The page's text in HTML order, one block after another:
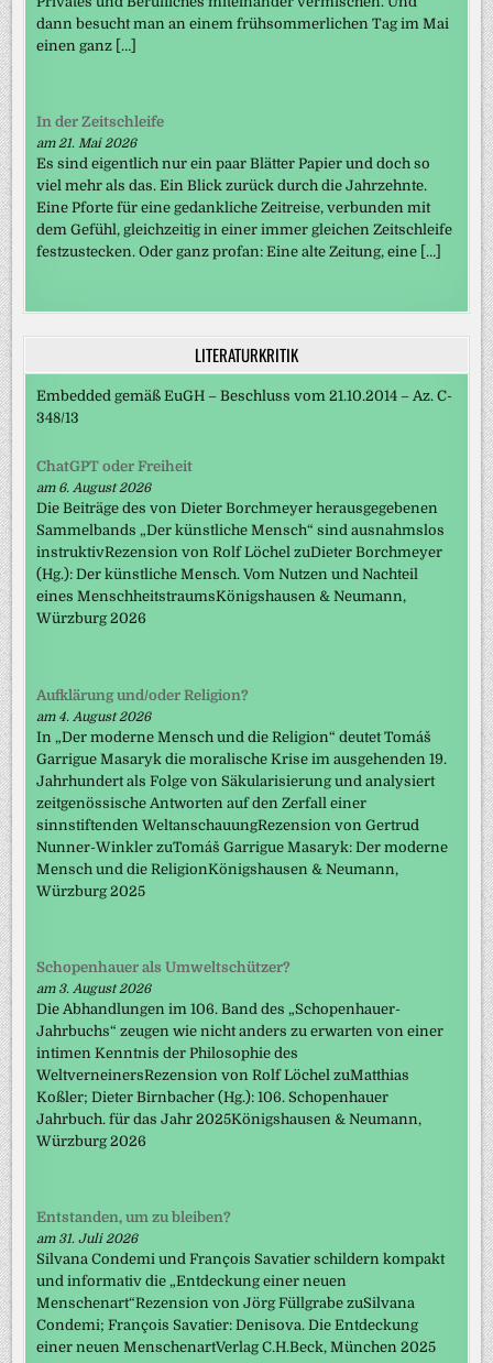
dann besucht man an einem frühsommerlichen Tag im Mai
einen ganz […]
In der Zeitschleife
am 21. Mai 2026
Es sind eigentlich nur ein paar Blätter Papier und doch so
viel mehr als das. Ein Blick zurück durch die Jahrzehnte.
Eine Pforte für eine gedankliche Zeitreise, verbunden mit
dem Gefühl, gleichzeitig in einer immer gleichen Zeitschleife
festzustecken. Oder ganz profan: Eine alte Zeitung, eine […]
LITERATURKRITIK
Embedded gemäß EuGH – Beschluss vom 21.10.2014 – Az. C-
348/13
ChatGPT oder Freiheit
am 6. August 2026
Die Beiträge des von Dieter Borchmeyer herausgegebenen
Sammelbands „Der künstliche Mensch“ sind ausnahmslos
instruktivRezension von Rolf Löchel zuDieter Borchmeyer
(Hg.): Der künstliche Mensch. Vom Nutzen und Nachteil
eines MenschheitstraumsKönigshausen & Neumann,
Würzburg 2026
Aufklärung und/oder Religion?
am 4. August 2026
In „Der moderne Mensch und die Religion“ deutet Tomáš
Garrigue Masaryk die moralische Krise im ausgehenden 19.
Jahrhundert als Folge von Säkularisierung und analysiert
zeitgenössische Antworten auf den Zerfall einer
sinnstiftenden WeltanschauungRezension von Gertrud
Nunner-Winkler zuTomáš Garrigue Masaryk: Der moderne
Mensch und die ReligionKönigshausen & Neumann,
Würzburg 2025
Schopenhauer als Umweltschützer?
am 3. August 2026
Die Abhandlungen im 106. Band des „Schopenhauer-
Jahrbuchs“ zeugen wie nicht anders zu erwarten von einer
intimen Kenntnis der Philosophie des
WeltverneinersRezension von Rolf Löchel zuMatthias
Koßler; Dieter Birnbacher (Hg.): 106. Schopenhauer
Jahrbuch. für das Jahr 2025Königshausen & Neumann,
Würzburg 2026
Entstanden, um zu bleiben?
am 31. Juli 2026
Silvana Condemi und François Savatier schildern kompakt
und informativ die „Entdeckung einer neuen
Menschenart“Rezension von Jörg Füllgrabe zuSilvana
Condemi; François Savatier: Denisova. Die Entdeckung
einer neuen MenschenartVerlag C.H.Beck, München 2025